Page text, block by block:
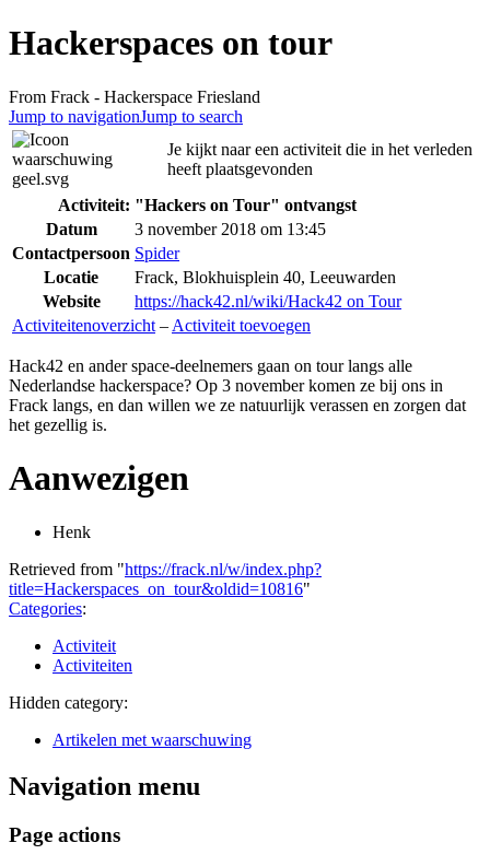
Hackerspaces on tour
From Frack - Hackerspace Friesland
Jump to navigationJump to search
Je kijkt naar een activiteit die in het verleden
heeft plaatsgevonden
Activiteit: "Hackers on Tour" ontvangst
Datum
3 november 2018 om 13:45
Contactpersoon Spider
Locatie
Frack, Blokhuisplein 40, Leeuwarden
Website
https://hack42.nl/wiki/Hack42 on Tour
Activiteitenoverzicht – Activiteit toevoegen
Hack42 en ander space-deelnemers gaan on tour langs alle
Nederlandse hackerspace? Op 3 november komen ze bij ons in
Frack langs, en dan willen we ze natuurlijk verassen en zorgen dat
het gezellig is.
Aanwezigen
Henk
Retrieved from "https://frack.nl/w/index.php?
title=Hackerspaces_on_tour&oldid=10816"
Categories:
Activiteit
Activiteiten
Hidden category:
Artikelen met waarschuwing
Navigation menu
Page actions